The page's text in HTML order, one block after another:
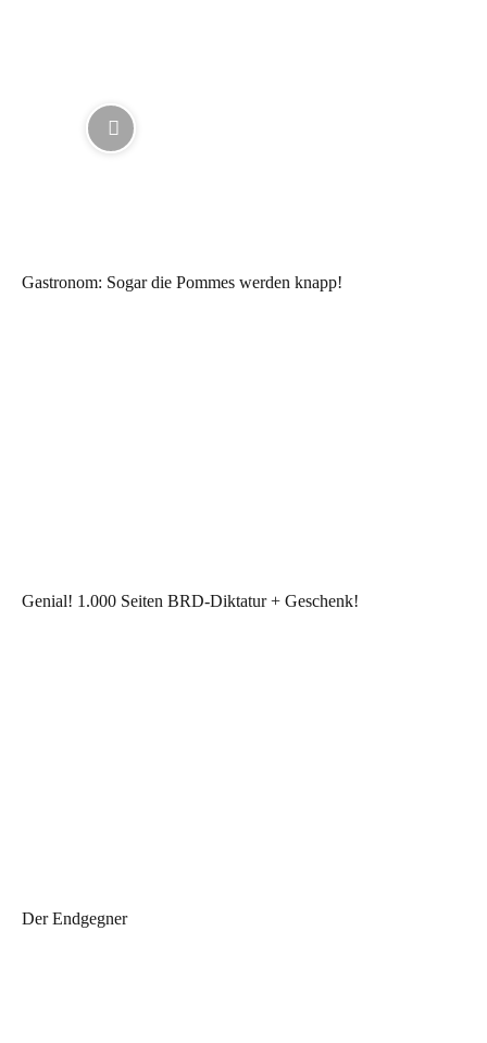
Gastronom: Sogar die Pommes werden knapp!
Genial! 1.000 Seiten BRD-Diktatur + Geschenk!
Der Endgegner